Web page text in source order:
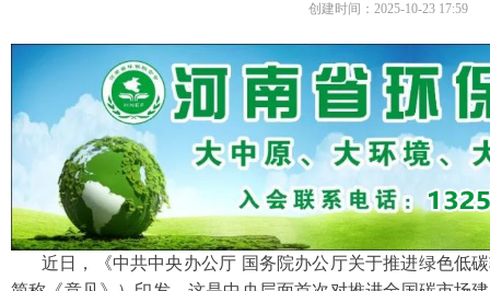
近日，《中共中央办公厅 国务院办公厅关于推进绿色低
创建时间： 2025-10-23 17:59